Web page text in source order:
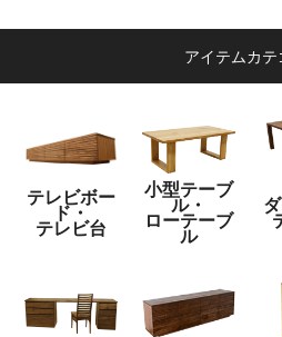
次の工程で機械により正
こでは仕上げの寸法より
アイテムカテ
テレビボー
ド・
テレビ台
小型テーブ
ル・
ローテーブ
ル